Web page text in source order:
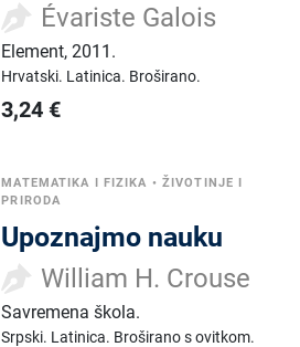
Évariste Galois
Element,2011.
Hrvatski. Latinica. Broširano.
3,24 €
MATEMATIKA I FIZIKA • ŽIVOTINJE I
PRIRODA
Upoznajmo nauku
William H. Crouse
Savremena škola.
Srpski. Latinica. Broširano s ovitkom.